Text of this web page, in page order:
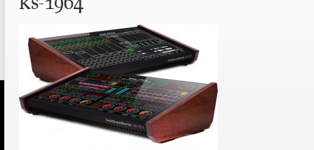
Tutorial de CLA Effects, aprende a
aplicar efectos a tus voces.